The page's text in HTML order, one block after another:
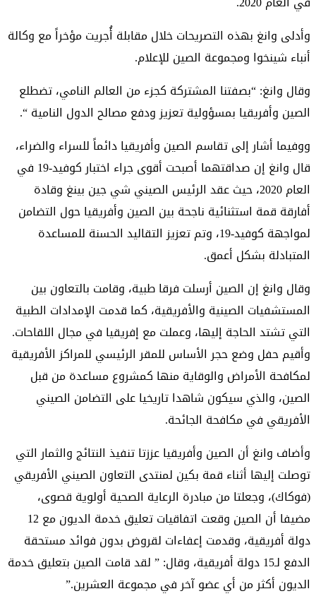
وأدلى وانغ بهذه التصريحات خلال مقابلة أُجريت مؤخراً مع وكالة
أنباء شينخوا ومجموعة الصين للإعلام.
وقال وانغ: “بصفتنا المشتركة كجزء من العالم النامي، تضطلع
الصين وأفريقيا بمسؤولية تعزيز ودفع مصالح الدول النامية “.
ووفيما أشار إلى تقاسم الصين وأفريقيا دائماً للسراء والضراء،
قال وانغ إن صداقتهما أصبحت أقوى جراء اختبار كوفيد-19 في
العام 2020، حيث عقد الرئيس الصيني شي جين بينغ وقادة
أفارقة قمة استثنائية ناجحة بين الصين وأفريقيا حول التضامن
لمواجهة كوفيد-19، وتم تعزيز التقاليد الحسنة للمساعدة
المتبادلة بشكل أعمق.
وقال وانغ إن الصين أرسلت فرقا طبية، وقامت بالتعاون بين
المستشفيات الصينية والأفريقية، كما قدمت الإمدادات الطبية
التي تشتد الحاجة إليها، وعملت مع إفريقيا في مجال اللقاحات.
وأقيم حفل وضع حجر الأساس للمقر الرئيسي للمراكز الأفريقية
لمكافحة الأمراض والوقاية منها كمشروع مساعدة من قبل
الصين، والذي سيكون شاهدا تاريخيا على التضامن الصيني
الأفريقي في مكافحة الجائحة.
وأضاف وانغ أن الصين وأفريقيا عززتا تنفيذ النتائج والثمار التي
توصلت إليها أثناء قمة بكين لمنتدى التعاون الصيني الأفريقي
(فوكاك)، وجعلتا من مبادرة الرعاية الصحية أولوية قصوى،
مضيفا أن الصين وقعت اتفاقيات تعليق خدمة الديون مع 12
دولة أفريقية، وقدمت إعفاءات لقروض بدون فوائد مستحقة
الدفع لـ15 دولة أفريقية، وقال: ” لقد قامت الصين بتعليق خدمة
الديون أكثر من أي عضو آخر في مجموعة العشرين.”